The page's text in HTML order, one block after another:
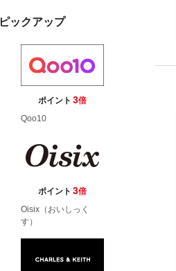
ピックアップ
ポイント 3倍
Qoo10
ポイント 3倍
Oisix（おいしっく
す）